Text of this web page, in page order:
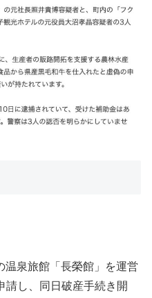
温泉旅館「長榮館」を運営
請し、同日破産手続き開